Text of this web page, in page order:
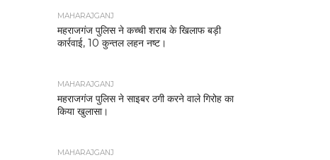
MAHARAJGANJ
महराजगंज पुलिस ने कच्ची शराब के खिलाफ बड़ी
कार्रवाई, 10 कुन्तल लहन नष्ट।
MAHARAJGANJ
महराजगंज पुलिस ने साइबर ठगी करने वाले गिरोह का
किया खुलासा।
MAHARAJGANJ